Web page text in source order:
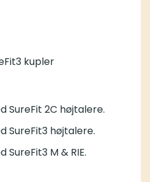
kupler
SureFit 2C højtalere.
SureFit3 højtalere.
M & RIE.